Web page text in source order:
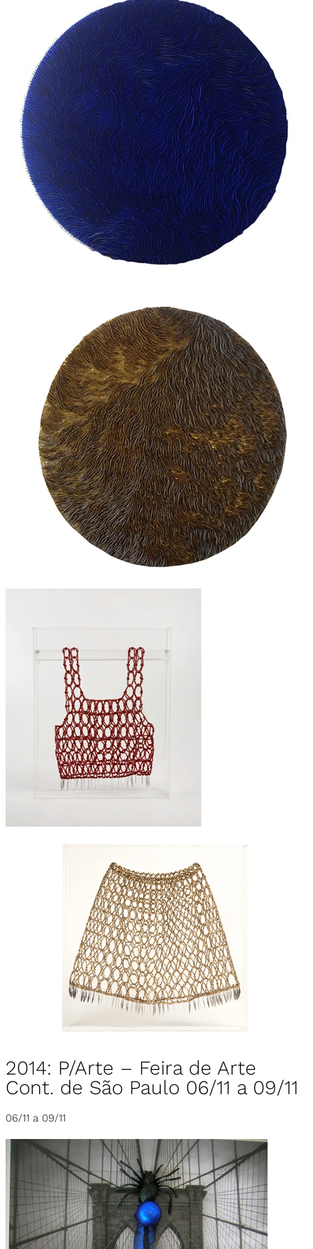
2014: P/Arte – Feira de Arte
Cont. de São Paulo 06/11 a 09/11
06/11 a 09/11